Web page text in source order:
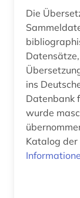
Die
ins
Datenbank
wurde
Katalog der